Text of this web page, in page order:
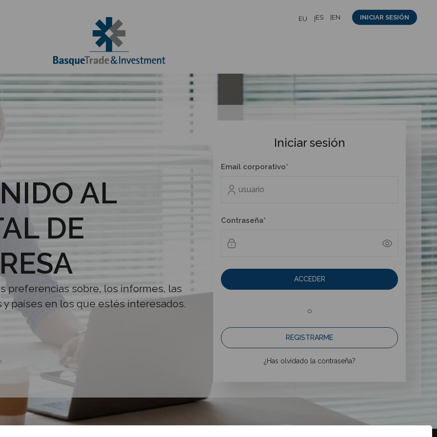
EU ES EN INICIAR SESIÓN
AL
DE
preferencias sobre, los informes, las
países en los que estés interesados.
Iniciar sesión
Email corporativo*
Contraseña*
ACCEDER
o
REGISTRARME
¿Has olvidado la contraseña?